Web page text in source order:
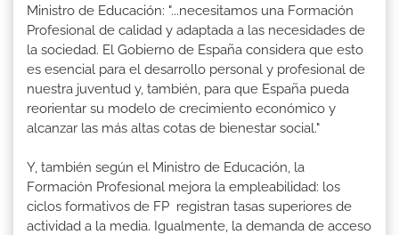
Ministro de Educación: "...necesitamos una Formación
Profesional de calidad y adaptada a las necesidades de
la sociedad. El Gobierno de España considera que esto
es esencial para el desarrollo personal y profesional de
nuestra juventud y, también, para que España pueda
reorientar su modelo de crecimiento económico y
alcanzar las más altas cotas de bienestar social."
Y, también según el Ministro de Educación, la
Formación Profesional mejora la empleabilidad: los
ciclos formativos de FP registran tasas superiores de
actividad a la media. Igualmente, la demanda de acceso